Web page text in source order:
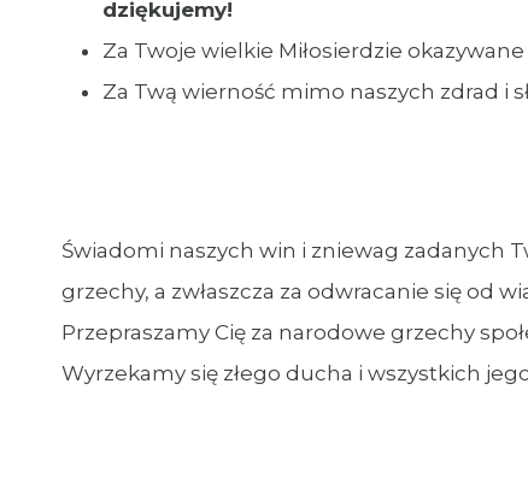
dziękujemy!
Za Twoje wielkie Miłosierdzie
Za Twą wierność mimo naszych zdrad i
Świadomi naszych win i zniewag zadanych
grzechy, a zwłaszcza za odwracanie się od
Przepraszamy Cię za narodowe grzechy
Wyrzekamy się złego ducha i wszystkich